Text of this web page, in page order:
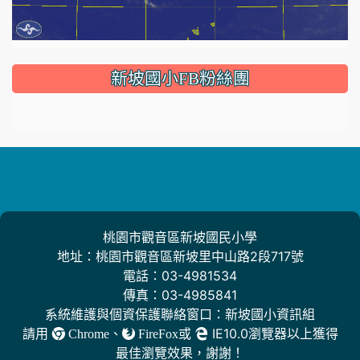
::: 新坡國小FB粉絲團
桃園市觀音區新坡國民小學
地址：桃園市觀音區新坡里中山路2段717號
電話：03-4981534
傳真：03-4985841
系統維護與個資保護聯絡窗口：新坡國小資訊組
請用
Chrome、 FireFox或
IE10.0瀏覽器以上獲得
最佳瀏覽效果，謝謝！